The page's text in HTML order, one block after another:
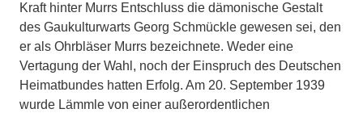
Kraft hinter Murrs Entschluss die dämonische Gestalt
des Gaukulturwarts Georg Schmückle gewesen sei, den
er als Ohrbläser Murrs bezeichnete. Weder eine
Vertagung der Wahl, noch der Einspruch des Deutschen
Heimatbundes hatten Erfolg. Am 20. September 1939
wurde Lämmle von einer außerordentlichen